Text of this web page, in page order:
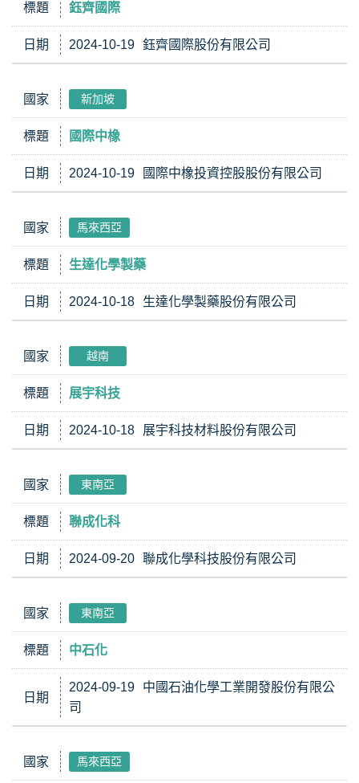
標題 鈺齊國際
日期 2024-10-19 鈺齊國際股份有限公司
國家 新加坡
標題 國際中橡
日期 2024-10-19 國際中橡投資控股股份有限公司
國家 馬來西亞
標題 生達化學製藥
日期 2024-10-18 生達化學製藥股份有限公司
國家 越南
標題 展宇科技
日期 2024-10-18 展宇科技材料股份有限公司
國家 東南亞
標題 聯成化科
日期 2024-09-20 聯成化學科技股份有限公司
國家 東南亞
標題 中石化
日期
2024-09-19
中國石油化學工業開發股份有限公
司
國家 馬來西亞